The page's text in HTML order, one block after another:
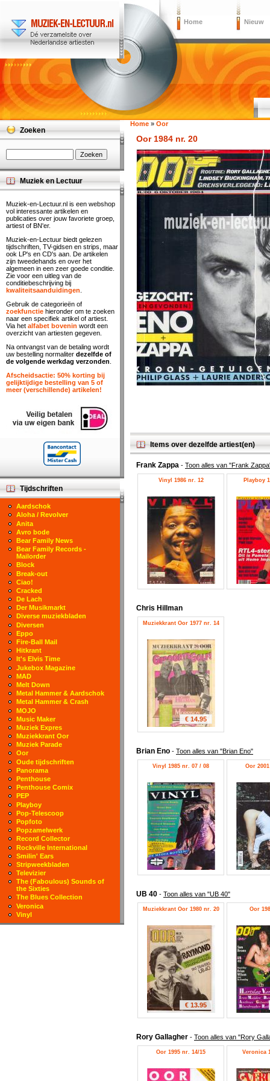
Home Nieuw
Home » Oor
Oor 1984 nr. 20
Items over dezelfde artiest(en)
Frank Zappa - Toon alles van "Frank
Vinyl 1986 nr. 12 Playboy
Chris Hillman
Muziekkrant Oor 1977 nr. 14
€ 14.95
Brian Eno - Toon alles van "Brian Eno"
Vinyl 1985 nr. 07 / 08 Oor
UB 40 - Toon alles van "UB 40"
Muziekkrant Oor 1980 nr. 20
€ 13.95
Oor
Rory Gallagher - Toon alles van "Rory
Oor 1995 nr. 14/15 Veronica
Zoeken
Muziek en Lectuur
Muziek-en-Lectuur.nl is een webshop
vol interessante artikelen en
publicaties over jouw favoriete groep,
artiest of BN'er.
Muziek-en-Lectuur biedt gelezen
tijdschriften, TV-gidsen en strips, maar
ook LP's en CD's aan. De artikelen
zijn tweedehands en over het
algemeen in een zeer goede conditie.
Zie voor een uitleg van de
conditiebeschrijving bij
kwaliteitsaanduidingen
Gebruik de categorieën of
zoekfunctie hieronder om te zoeken
naar een specifiek artikel of artiest.
Via het alfabet bovenin wordt een
overzicht van artiesten gegeven.
Na ontvangst van de betaling wordt
uw bestelling normaliter dezelfde of
de volgende werkdag verzonden
Afscheidsactie: 50% korting bij
gelijktijdige bestelling van 5 of
meer (verschillende) artikelen!
Tijdschriften
Aardschok
Aloha / Revolver
Anita
Avro bode
Bear Family News
Bear Family Records -
Mailorder
Block
Break-out
Ciao!
Cracked
De Lach
Der Musikmarkt
Diverse muziekbladen
Diversen
Eppo
Fire-Ball Mail
Hitkrant
It's Elvis Time
Jukebox Magazine
MAD
Melt Down
Metal Hammer & Aardschok
Metal Hammer & Crash
MOJO
Music Maker
Muziek Expres
Muziekkrant Oor
Muziek Parade
Oor
Oude tijdschriften
Panorama
Penthouse
Penthouse Comix
PEP
Playboy
Pop-Telescoop
Popfoto
Popzamelwerk
Record Collector
Rockville International
Smilin' Ears
Stripweekbladen
Televizier
The (Faboulous) Sounds of
the Sixties
The Blues Collection
Veronica
Vinyl